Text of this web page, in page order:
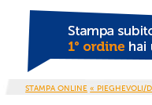
STAMPA ONLINE « PIEGHEVOLI/